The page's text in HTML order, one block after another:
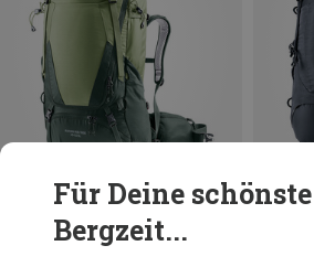
45+10L
Für Deine schönste
Bergzeit...